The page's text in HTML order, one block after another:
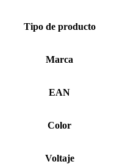
Tipo de producto
Marca
EAN
Color
Voltaje